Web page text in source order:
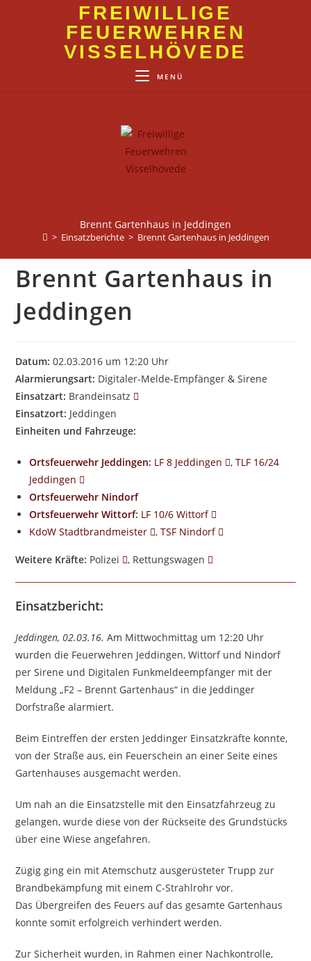
FREIWILLIGE
FEUERWEHREN
VISSELHÖVEDE
MENÜ
Brennt Gartenhaus in Jeddingen
> Einsatzberichte > Brennt Gartenhaus in Jeddingen
Brennt Gartenhaus in
Jeddingen
Datum: 02.03.2016 um 12:20 Uhr
Alarmierungsart: Digitaler-Melde-Empfänger & Sirene
Einsatzart: Brandeinsatz
Einsatzort: Jeddingen
Einheiten und Fahrzeuge:
Ortsfeuerwehr Jeddingen: LF 8 Jeddingen ,TLF 16/24
Jeddingen
Ortsfeuerwehr Nindorf
Ortsfeuerwehr Wittorf: LF 10/6 Wittorf
KdoW Stadtbrandmeister
,TSF Nindorf
Weitere Kräfte: Polizei , Rettungswagen
Einsatzbericht:
Jeddingen, 02.03.16. Am Mittwochmittag um 12:20 Uhr
wurden die Feuerwehren Jeddingen, Wittorf und Nindorf
per Sirene und Digitalen Funkmeldeempfänger mit der
Meldung „F2 – Brennt Gartenhaus“ in die Jeddinger
Dorfstraße alarmiert.
Beim Eintreffen der ersten Jeddinger Einsatzkräfte konnte,
von der Straße aus, ein Feuerschein an einer Seite eines
Gartenhauses ausgemacht werden.
Um nah an die Einsatzstelle mit den Einsatzfahrzeug zu
gelangen, wurde diese von der Rückseite des Grundstücks
über eine Wiese angefahren.
Zügig ging ein mit Atemschutz ausgerüsteter Trupp zur
Brandbekämpfung mit einem C-Strahlrohr vor.
Das Übergreifen des Feuers auf das gesamte Gartenhaus
konnte somit erfolgreich verhindert werden.
Zur Sicherheit wurden, in Rahmen einer Nachkontrolle,